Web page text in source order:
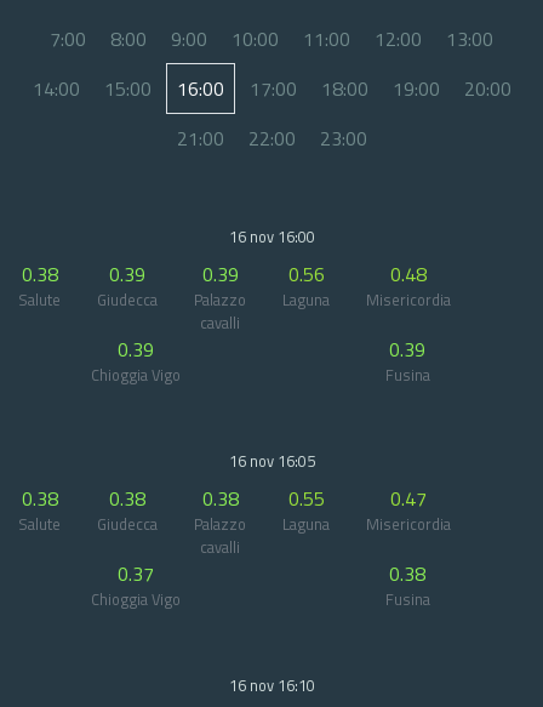
7:00
8:00 9:00 10:00 11:00 12:00
13:00
14:00
15:00 16:00 17:00 18:00 19:00
20:00
21:00
22:00 23:00
16 nov 16:00
0.38
Salute
0.39
Giudecca
0.39
Palazzo
cavalli
0.56
Laguna
0.48
Misericordia
0.39
Chioggia Vigo
0.39
Fusina
16 nov 16:05
0.38
Salute
0.38
Giudecca
0.38
Palazzo
cavalli
0.55
Laguna
0.47
Misericordia
0.37
Chioggia Vigo
0.38
Fusina
16 nov 16:10